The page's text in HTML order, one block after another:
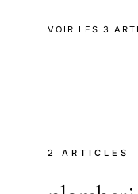
VOIR LES 3
2 ARTICLES